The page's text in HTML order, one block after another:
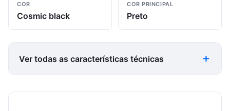
COR
Cosmic black
COR PRINCIPAL
Preto
Ver todas as características técnicas